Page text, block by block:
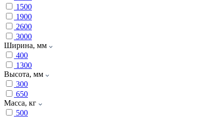
1500
1900
2600
3000
Ширина, мм
400
1300
Высота, мм
300
650
Масса, кг
500